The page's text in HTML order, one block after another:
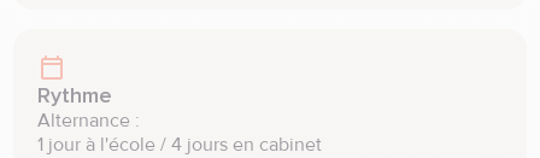
Rythme
Alternance :
1 jour à l'école / 4 jours en cabinet